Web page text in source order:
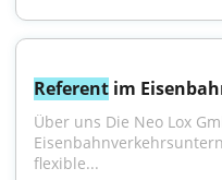
Referent im
Über uns Die Neo Lox
flexible...